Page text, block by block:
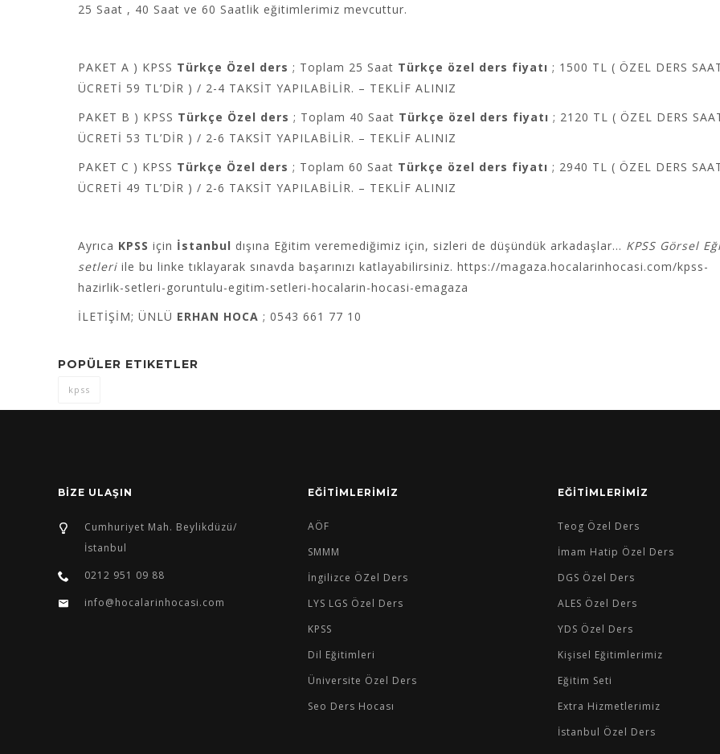
25 Saat , 40 Saat ve 60 Saatlik eğitimlerimiz mevcuttur.
PAKET A ) KPSS Türkçe Özel ders ; Toplam 25 Saat Türkçe özel ders fiyatı ; 1500 TL ( ÖZEL DERS
ÜCRETİ 59 TL’DİR ) / 2-4 TAKSİT YAPILABİLİR. – TEKLİF ALINIZ
PAKET B ) KPSS Türkçe Özel ders ; Toplam 40 Saat Türkçe özel ders fiyatı ; 2120 TL ( ÖZEL DERS
ÜCRETİ 53 TL’DİR ) / 2-6 TAKSİT YAPILABİLİR. – TEKLİF ALINIZ
PAKET C ) KPSS Türkçe Özel ders ; Toplam 60 Saat Türkçe özel ders fiyatı ; 2940 TL ( ÖZEL DERS
ÜCRETİ 49 TL’DİR ) / 2-6 TAKSİT YAPILABİLİR. – TEKLİF ALINIZ
Ayrıca KPSS için İstanbul dışına Eğitim veremediğimiz için, sizleri de düşündük arkadaşlar… KPSS Görsel
setleri ile bu linke tıklayarak sınavda başarınızı katlayabilirsiniz. https://magaza.hocalarinhocasi.com/kpss-
hazirlik-setleri-goruntulu-egitim-setleri-hocalarin-hocasi-emagaza
İLETİŞİM; ÜNLÜ ERHAN HOCA ; 0543 661 77 10
POPÜLER ETIKETLER
kpss
BİZE ULAŞIN
Cumhuriyet Mah. Beylikdüzü/
İstanbul
0212 951 09 88
info@hocalarinhocasi.com
EĞİTİMLERİMİZ
AÖF
SMMM
İngilizce ÖZel Ders
LYS LGS Özel Ders
KPSS
Dil Eğitimleri
Üniversite Özel Ders
Seo Ders Hocası
EĞİTİMLERİMİZ
Teog Özel Ders
İmam Hatip Özel Ders
DGS Özel Ders
ALES Özel Ders
YDS Özel Ders
Kişisel Eğitimlerimiz
Eğitim Seti
Extra Hizmetlerimiz
İstanbul Özel Ders